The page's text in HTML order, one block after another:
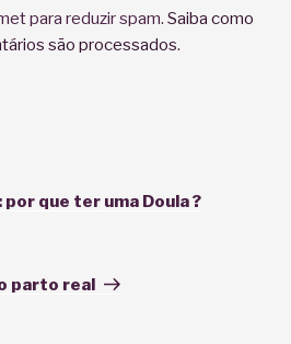
para reduzir spam. Saiba como
são processados.
que ter uma Doula ?
parto real